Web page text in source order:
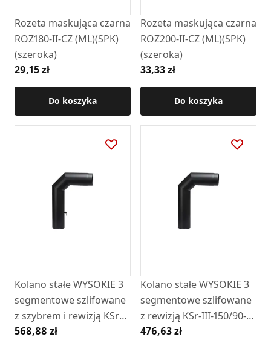
Rozeta maskująca czarna
ROZ180-II-CZ (ML)(SPK)
(szeroka)
29,15 zł
Do koszyka
Rozeta maskująca czarna
ROZ200-II-CZ (ML)(SPK)
(szeroka)
33,33 zł
Do koszyka
Kolano stałe WYSOKIE 3
segmentowe szlifowane
z szybrem i rewizją KSrs-
III-150/90-CZ2
568,88 zł
Kolano stałe WYSOKIE 3
segmentowe szlifowane
z rewizją KSr-III-150/90-
CZ2
476,63 zł